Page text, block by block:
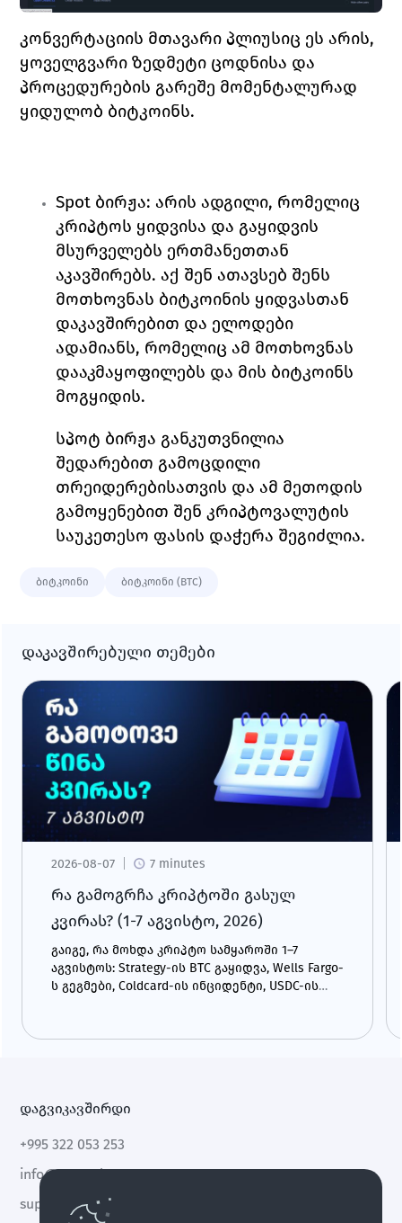
კონვერტაციის მთავარი პლიუსიც ეს არის,
ყოველგვარი ზედმეტი ცოდნისა და
პროცედურების გარეშე მომენტალურად
ყიდულობ ბიტკოინს.
Spot ბირჟა: არის ადგილი, რომელიც
კრიპტოს ყიდვისა და გაყიდვის
მსურველებს ერთმანეთთან
აკავშირებს. აქ შენ ათავსებ შენს
მოთხოვნას ბიტკოინის ყიდვასთან
დაკავშირებით და ელოდები
ადამიანს, რომელიც ამ მოთხოვნას
დააკმაყოფილებს და მის ბიტკოინს
მოგყიდის.
სპოტ ბირჟა განკუთვნილია
შედარებით გამოცდილი
თრეიდერებისათვის და ამ მეთოდის
გამოყენებით შენ კრიპტოვალუტის
საუკეთესო ფასის დაჭერა შეგიძლია.
ბიტკოინი ბიტკოინი (BTC)
დაკავშირებული თემები
2026-08-07 7 minutes
რა გამოგრჩა კრიპტოში გასულ
კვირას? (1-7 აგვისტო, 2026)
გაიგე, რა მოხდა კრიპტო სამყაროში 1–7
აგვისტოს: Strategy-ის BTC გაყიდვა, Wells Fargo-
ს გეგმები, Coldcard-ის ინციდენტი, USDC-ის
დაგვიკავშირდი
+995 322 053 253
info@cryptal.com
support@cryptal.com